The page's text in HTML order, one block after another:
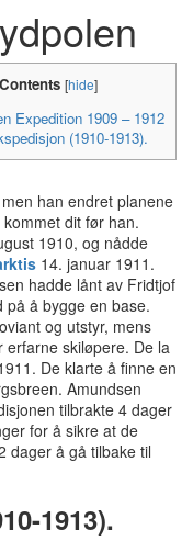
Contents [hide]
Expedition 1909 – 1912
(1910-1913).
han endret planene
dit før han.
1910, og nådde
14. januar 1911.
hadde lånt av Fridtjof
på å bygge en base.
og utstyr, mens
erfarne skiløpere. De la
De klarte å finne en
Amundsen
tilbrakte 4 dager
for å sikre at de
dager å gå tilbake til
1913).